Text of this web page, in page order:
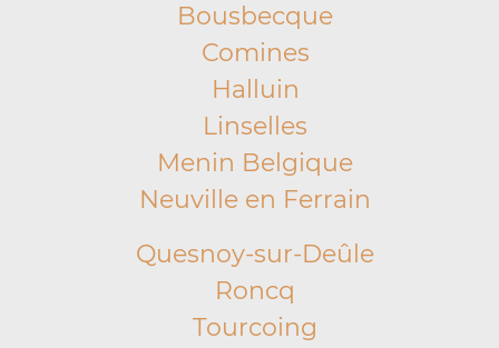
Bousbecque
Comines
Halluin
Linselles
Menin Belgique
Neuville en Ferrain
Quesnoy-sur-Deûle
Roncq
Tourcoing